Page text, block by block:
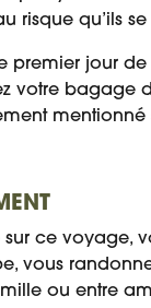
risque qu’ils
premier jour
votre bagage
sur ce voyage,
vous
ou entre